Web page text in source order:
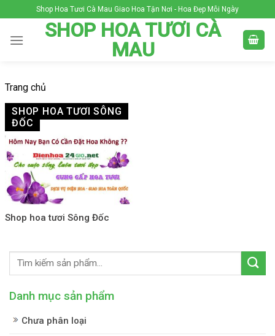
to
content
Shop Hoa Tươi Cà Mau Giao Hoa Tận Nơi - Hoa Đẹp Mỗi Ngày
SHOP HOA TƯƠI CÀ
MAU
Trang chủ
SHOP HOA TƯƠI SÔNG
ĐỐC
Shop hoa tươi Sông Đốc
Danh mục sản phẩm
Chưa phân loại